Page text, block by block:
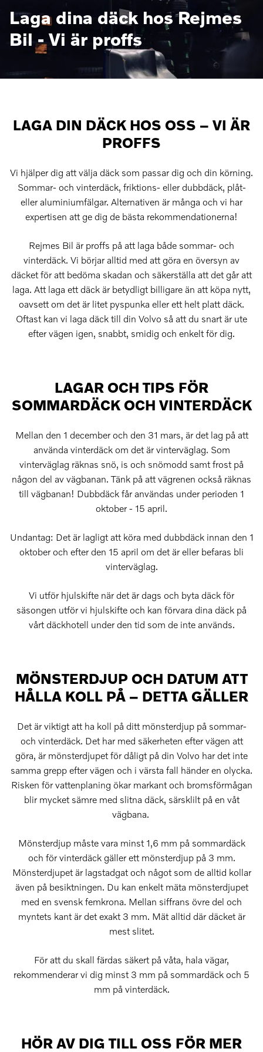
Laga dina däck hos Rejmes
Bil - Vi är proffs
LAGA DIN DÄCK HOS OSS – VI ÄR
PROFFS
Vi hjälper dig att välja däck som passar dig och din körning.
Sommar- och vinterdäck, friktions- eller dubbdäck, plåt-
eller aluminiumfälgar. Alternativen är många och vi har
expertisen att ge dig de bästa rekommendationerna!
Rejmes Bil är proffs på att laga både sommar- och
vinterdäck. Vi börjar alltid med att göra en översyn av
däcket för att bedöma skadan och säkerställa att det går att
laga. Att laga ett däck är betydligt billigare än att köpa nytt,
oavsett om det är litet pyspunka eller ett helt platt däck.
Oftast kan vi laga däck till din Volvo så att du snart är ute
efter vägen igen, snabbt, smidig och enkelt för dig.
LAGAR OCH TIPS FÖR
SOMMARDÄCK OCH VINTERDÄCK
Mellan den 1 december och den 31 mars, är det lag på att
använda vinterdäck om det är vinterväglag. Som
vinterväglag räknas snö, is och snömodd samt frost på
någon del av vägbanan. Tänk på att vägrenen också räknas
till vägbanan! Dubbdäck får användas under perioden 1
oktober - 15 april.
Undantag: Det är lagligt att köra med dubbdäck innan den 1
oktober och efter den 15 april om det är eller befaras bli
vinterväglag.
Vi utför hjulskifte när det är dags och byta däck för
säsongen utför vi hjulskifte och kan förvara dina däck på
vårt däckhotell under den tid som de inte används.
MÖNSTERDJUP OCH DATUM ATT
HÅLLA KOLL PÅ – DETTA GÄLLER
Det är viktigt att ha koll på ditt mönsterdjup på sommar-
och vinterdäck. Det har med säkerheten efter vägen att
göra, är mönsterdjupet för dåligt på din Volvo har det inte
samma grepp efter vägen och i värsta fall händer en olycka.
Risken för vattenplaning ökar markant och bromsförmågan
blir mycket sämre med slitna däck, särsklilt på en våt
vägbana.
Mönsterdjup måste vara minst 1,6 mm på sommardäck
och för vinterdäck gäller ett mönsterdjup på 3 mm.
Mönsterdjupet är lagstadgat och något som de alltid kollar
även på besiktningen. Du kan enkelt mäta mönsterdjupet
med en svensk femkrona. Mellan siffrans övre del och
myntets kant är det exakt 3 mm. Mät alltid där däcket är
mest slitet.
För att du skall färdas säkert på våta, hala vägar,
rekommenderar vi dig minst 3 mm på sommardäck och 5
mm på vinterdäck.
HÖR AV DIG TILL OSS FÖR MER